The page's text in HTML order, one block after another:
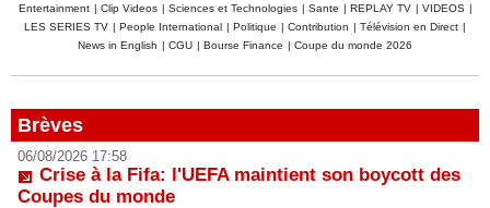
Entertainment | Clip Videos | Sciences et Technologies | Sante | REPLAY TV | VIDEOS |
LES SERIES TV | People International | Politique | Contribution | Télévision en Direct |
News in English | CGU | Bourse Finance | Coupe du monde 2026
Brèves
06/08/2026 17:58
Crise à la Fifa: l'UEFA maintient son boycott des
Coupes du monde